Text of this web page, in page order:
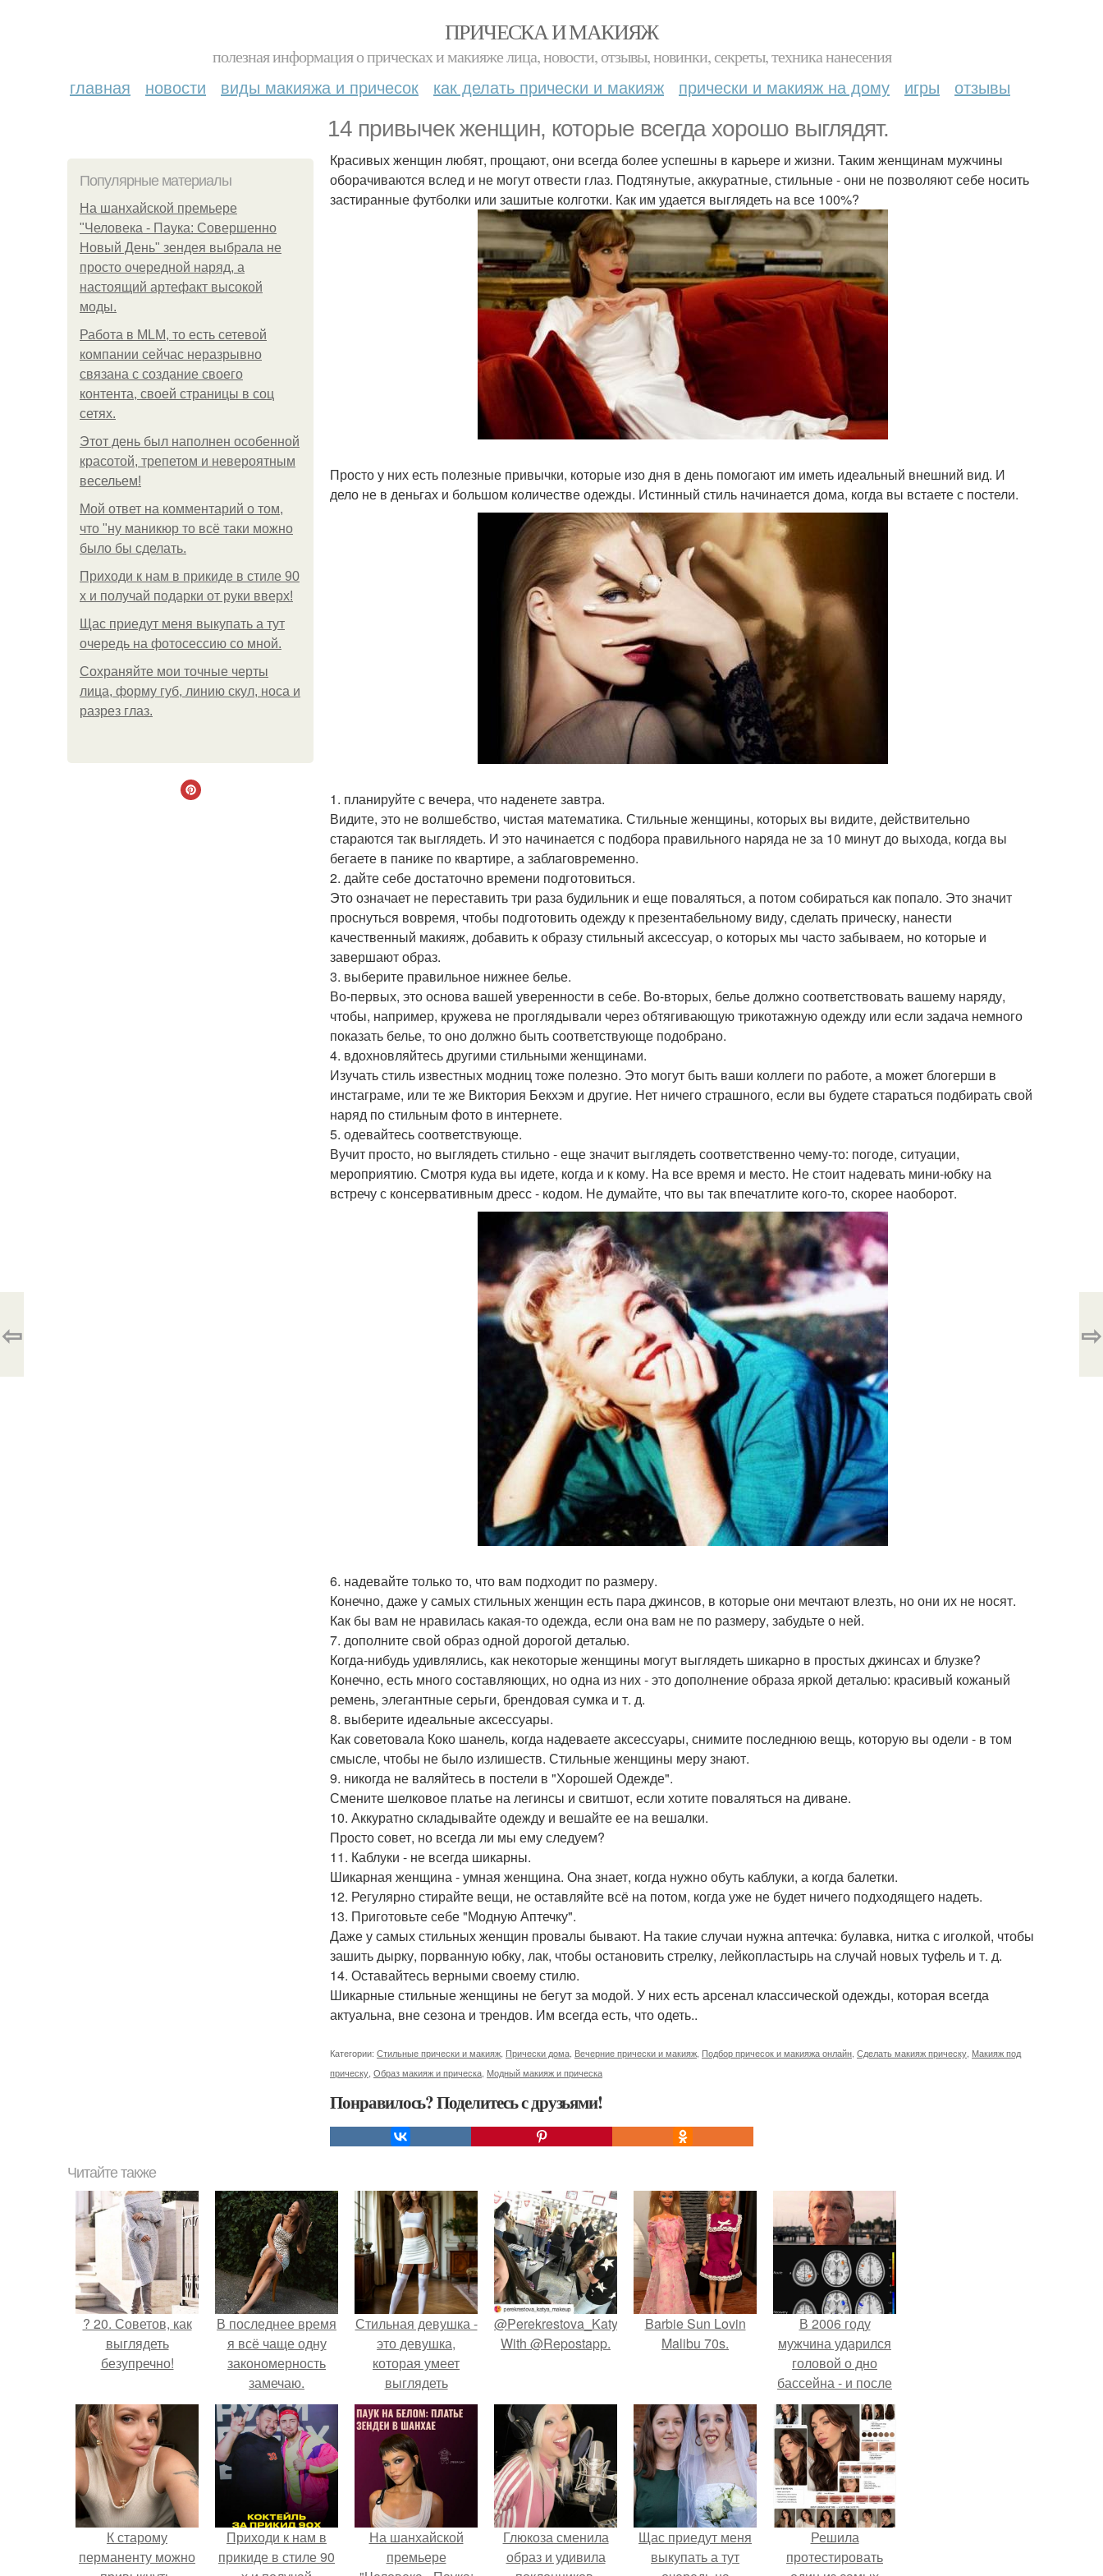
ПРИЧЕСКА И МАКИЯЖ
полезная информация о прическах и макияже лица, новости, отзывы, новинки, секреты, техника нанесения
главная новости виды макияжа и причесок как делать прически и макияж прически и макияж на дому игры отзывы
14 привычек женщин, которые всегда хорошо выглядят.
Популярные материалы
На шанхайской премьере
"Человека - Паука: Совершенно
Новый День" зендея выбрала не
просто очередной наряд, а
настоящий артефакт высокой
моды.
Работа в MLM, то есть сетевой
компании сейчас неразрывно
связана с создание своего
контента, своей страницы в соц
сетях.
Этот день был наполнен особенной
красотой, трепетом и невероятным
весельем!
Мой ответ на комментарий о том,
что "ну маникюр то всё таки можно
было бы сделать.
Приходи к нам в прикиде в стиле 90
х и получай подарки от руки вверх!
Щас приедут меня выкупать а тут
очередь на фотосессию со мной.
Сохраняйте мои точные черты
лица, форму губ, линию скул, носа и
разрез глаз.
Красивых женщин любят, прощают, они всегда более успешны в карьере и жизни. Таким женщинам мужчины
оборачиваются вслед и не могут отвести глаз. Подтянутые, аккуратные, стильные - они не позволяют себе носить
застиранные футболки или зашитые колготки. Как им удается выглядеть на все 100%?
Просто у них есть полезные привычки, которые изо дня в день помогают им иметь идеальный внешний вид. И
дело не в деньгах и большом количестве одежды. Истинный стиль начинается дома, когда вы встаете с постели.
1. планируйте с вечера, что наденете завтра.
Видите, это не волшебство, чистая математика. Стильные женщины, которых вы видите, действительно
стараются так выглядеть. И это начинается с подбора правильного наряда не за 10 минут до выхода, когда вы
бегаете в панике по квартире, а заблаговременно.
2. дайте себе достаточно времени подготовиться.
Это означает не переставить три раза будильник и еще поваляться, а потом собираться как попало. Это значит
проснуться вовремя, чтобы подготовить одежду к презентабельному виду, сделать прическу, нанести
качественный макияж, добавить к образу стильный аксессуар, о которых мы часто забываем, но которые и
завершают образ.
3. выберите правильное нижнее белье.
Во-первых, это основа вашей уверенности в себе. Во-вторых, белье должно соответствовать вашему наряду,
чтобы, например, кружева не проглядывали через обтягивающую трикотажную одежду или если задача немного
показать белье, то оно должно быть соответствующе подобрано.
4. вдохновляйтесь другими стильными женщинами.
Изучать стиль известных модниц тоже полезно. Это могут быть ваши коллеги по работе, а может блогерши в
инстаграме, или те же Виктория Бекхэм и другие. Нет ничего страшного, если вы будете стараться подбирать свой
наряд по стильным фото в интернете.
5. одевайтесь соответствующе.
Вучит просто, но выглядеть стильно - еще значит выглядеть соответственно чему-то: погоде, ситуации,
мероприятию. Смотря куда вы идете, когда и к кому. На все время и место. Не стоит надевать мини-юбку на
встречу с консервативным дресс - кодом. Не думайте, что вы так впечатлите кого-то, скорее наоборот.
6. надевайте только то, что вам подходит по размеру.
Конечно, даже у самых стильных женщин есть пара джинсов, в которые они мечтают влезть, но они их не носят.
Как бы вам не нравилась какая-то одежда, если она вам не по размеру, забудьте о ней.
7. дополните свой образ одной дорогой деталью.
Когда-нибудь удивлялись, как некоторые женщины могут выглядеть шикарно в простых джинсах и блузке?
Конечно, есть много составляющих, но одна из них - это дополнение образа яркой деталью: красивый кожаный
ремень, элегантные серьги, брендовая сумка и т. д.
8. выберите идеальные аксессуары.
Как советовала Коко шанель, когда надеваете аксессуары, снимите последнюю вещь, которую вы одели - в том
смысле, чтобы не было излишеств. Стильные женщины меру знают.
9. никогда не валяйтесь в постели в "Хорошей Одежде".
Смените шелковое платье на легинсы и свитшот, если хотите поваляться на диване.
10. Аккуратно складывайте одежду и вешайте ее на вешалки.
Просто совет, но всегда ли мы ему следуем?
11. Каблуки - не всегда шикарны.
Шикарная женщина - умная женщина. Она знает, когда нужно обуть каблуки, а когда балетки.
12. Регулярно стирайте вещи, не оставляйте всё на потом, когда уже не будет ничего подходящего надеть.
13. Приготовьте себе "Модную Аптечку".
Даже у самых стильных женщин провалы бывают. На такие случаи нужна аптечка: булавка, нитка с иголкой, чтобы
зашить дырку, порванную юбку, лак, чтобы остановить стрелку, лейкопластырь на случай новых туфель и т. д.
14. Оставайтесь верными своему стилю.
Шикарные стильные женщины не бегут за модой. У них есть арсенал классической одежды, которая всегда
актуальна, вне сезона и трендов. Им всегда есть, что одеть..
Категории: Стильные прически и макияж Прически дома Вечерние прически и макияж Подбор причесок и макияжа онлайн Сделать макияж прическу Макияж под
прическу Образ макияж и прическа Модный макияж и прическа
Понравилось? Поделитесь с друзьями!
⇦ ⇨
Читайте также
? 20. Советов, как
выглядеть
безупречно!
В последнее время
я всё чаще одну
закономерность
замечаю.
Стильная девушка -
это девушка,
которая умеет
выглядеть
привлекательно и
элегантно в любои
ситуации.
@Perekrestova_Katya_Makeup
With @Repostapp.
Barbie Sun Lovin
Malibu 70s.
В 2006 году
мужчина ударился
головой о дно
бассейна - и после
этого его жизнь
изменилась самым
странным образом.
К старому
перманенту можно
Приходи к нам в
прикиде в стиле 90
На шанхайской
премьере
Глюкоза сменила
образ и удивила
Щас приедут меня
выкупать а тут
Решила
протестировать